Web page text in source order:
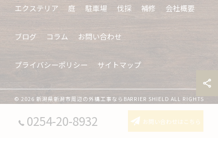
0254-20-8932 お問い合わせはこちら
エクステリア 庭 駐車場 伐採 補修 会社概要
ブログ コラム お問い合わせ
プライバシーポリシー サイトマップ
© 2026 新潟県新潟市周辺の外構工事ならBARRIER SHIELD ALL RIGHTS